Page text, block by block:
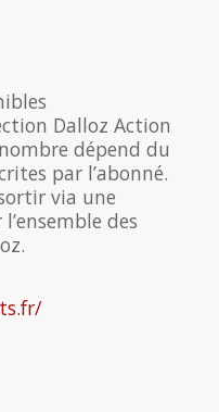
Dalloz Action
dépend du
par l’abonné.
via une
des